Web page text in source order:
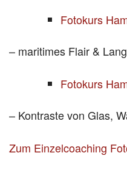
Fotokurs
– maritimes Flair &
Fotokurs
– Kontraste von Glas,
Zum Einzelcoaching